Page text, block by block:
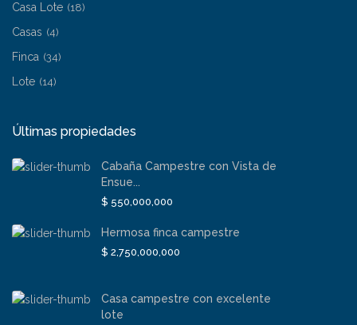
Casa Lote (18)
Casas (4)
Finca (34)
Lote (14)
Últimas propiedades
Cabaña Campestre con Vista de
Ensue...
$ 550,000,000
Hermosa finca campestre
$ 2,750,000,000
Casa campestre con excelente
lote